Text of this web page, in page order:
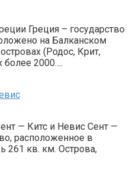
Греция – государство
на Балканском
(Родос, Крит,
более 2000….
— Китс и Невис Сент —
расположенное в
261 кв. км. Острова,